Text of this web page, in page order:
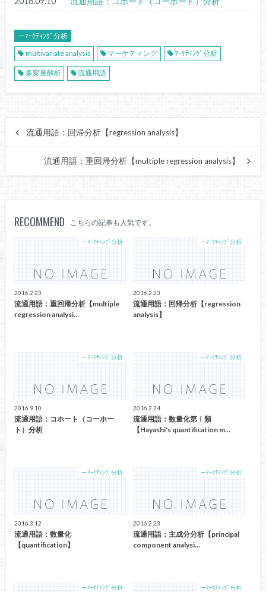
－ﾏｰｹﾃｨﾝｸﾞ分析
multivariate analysis
マーケティング ﾏｰｹﾃｨﾝｸﾞ分析
多変量解析 流通用語
流通用語：回帰分析【regression analysis】
流通用語：重回帰分析【multiple regression analysis】
RECOMMEND こちらの記事も人気です。
－ﾏｰｹﾃｨﾝｸﾞ分析
2016.2.23
流通用語：重回帰分析【multiple
regression analysi…
－ﾏｰｹﾃｨﾝｸﾞ分析
2016.2.23
流通用語：回帰分析【regression
analysis】
－ﾏｰｹﾃｨﾝｸﾞ分析
2016.9.10
流通用語：コホート（コーホー
ト）分析
－ﾏｰｹﾃｨﾝｸﾞ分析
2016.2.24
流通用語：数量化第Ⅰ類
【Hayashi's quantification m…
－ﾏｰｹﾃｨﾝｸﾞ分析
2016.3.12
流通用語：数量化
【quantification】
－ﾏｰｹﾃｨﾝｸﾞ分析
2016.2.23
流通用語：主成分分析【principal
component analysi…
－ﾏｰｹﾃｨﾝｸﾞ分析 －ﾏｰｹﾃｨﾝｸﾞ分析